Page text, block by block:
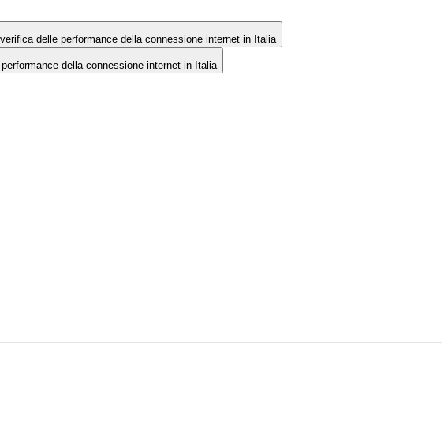
delle performance della connessione internet in Italia
della connessione internet in Italia